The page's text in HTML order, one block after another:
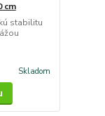
cm
stabilitu
Skladom